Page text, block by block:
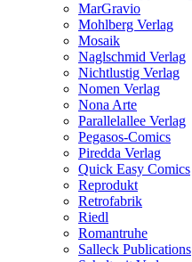
MarGravio
Mohlberg Verlag
Mosaik
Naglschmid Verlag
Nichtlustig Verlag
Nomen Verlag
Nona Arte
Parallelallee Verlag
Pegasos-Comics
Piredda Verlag
Quick Easy Comics
Reprodukt
Retrofabrik
Riedl
Romantruhe
Salleck Publications